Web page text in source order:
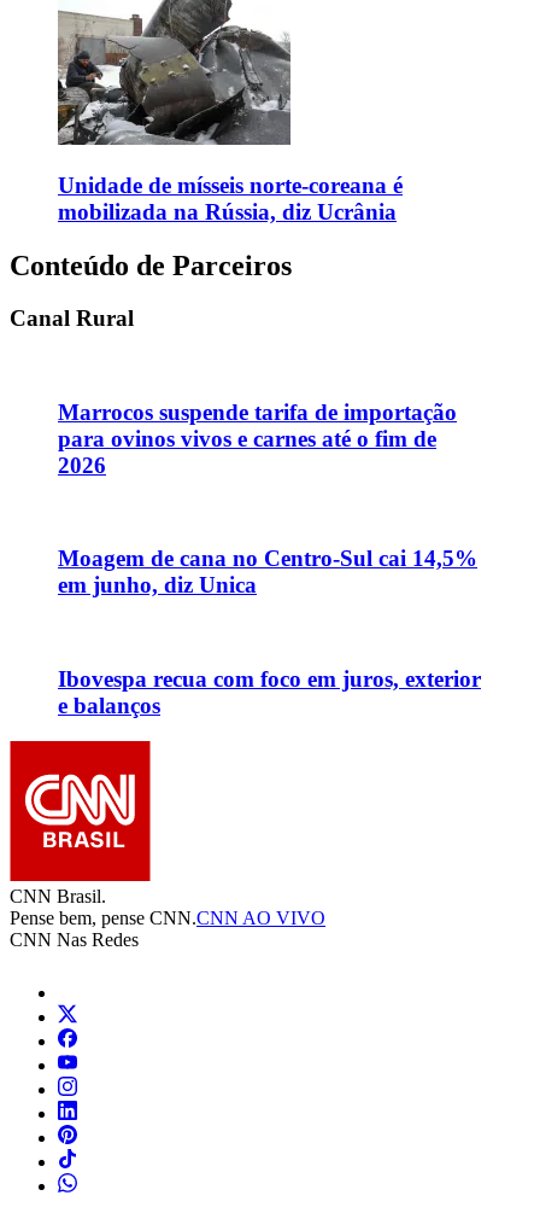
Unidade de mísseis norte-coreana é
mobilizada na Rússia, diz Ucrânia
Conteúdo de Parceiros
Canal Rural
Marrocos suspende tarifa de importação
para ovinos vivos e carnes até o fim de
2026
Moagem de cana no Centro-Sul cai 14,5%
em junho, diz Unica
Ibovespa recua com foco em juros, exterior
e balanços
CNN Brasil.
Pense bem, pense CNN.CNN AO VIVO
CNN Nas Redes